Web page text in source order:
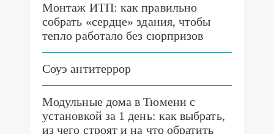
Монтаж ИТП: как правильно
собрать «сердце» здания, чтобы
тепло работало без сюрпризов
Соуэ антитеррор
Модульные дома в Тюмени с
установкой за 1 день: как выбрать,
из чего строят и на что обратить